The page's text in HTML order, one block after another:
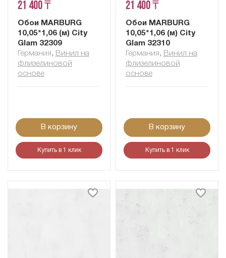
21 400 ₸
Обои MARBURG
10,05*1,06 (м) City
Glam 32309
Германия , Винил на
флизелиновой
основе
В корзину
Купить в 1 клик
21 400 ₸
Обои MARBURG
10,05*1,06 (м) City
Glam 32310
Германия , Винил на
флизелиновой
основе
В корзину
Купить в 1 клик